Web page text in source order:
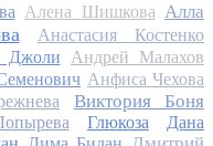
Алена Шишкова Алла
Анастасия Костенко
Джоли
Андрей Малахов
Анфиса Чехова
Виктория Боня
Глюкоза
Дана